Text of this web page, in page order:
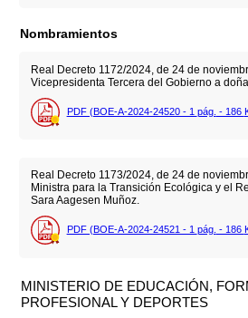
Nombramientos
Real Decreto 1172/2024, de 24 de
Vicepresidenta Tercera del Gobierno a
PDF (BOE-A-2024-24520 - 1 pág. - 186
Real Decreto 1173/2024, de 24 de
Ministra para la Transición Ecológica y el
Sara Aagesen Muñoz.
PDF (BOE-A-2024-24521 - 1 pág. - 186
MINISTERIO DE EDUCACIÓN,
PROFESIONAL Y DEPORTES